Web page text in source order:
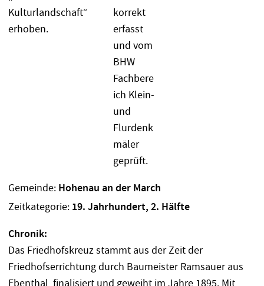
Gemeinde: Hohenau an der March
Zeitkategorie: 19. Jahrhundert, 2. Hälfte
Chronik:
Das Friedhofskreuz stammt aus der Zeit der
Friedhofserrichtung durch Baumeister Ramsauer aus